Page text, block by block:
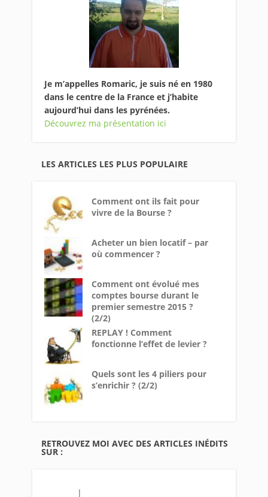
Je m’appelles Romaric, je suis né en 1980
dans le centre de la France et j’habite
aujourd’hui dans les pyrénées.
Découvrez ma présentation ici
LES ARTICLES LES PLUS POPULAIRE
Comment ont ils fait pour
vivre de la Bourse ?
Acheter un bien locatif – par
où commencer ?
Comment ont évolué mes
comptes bourse durant le
premier semestre 2015 ?
(2/2)
REPLAY ! Comment
fonctionne l’effet de levier ?
Quels sont les 4 piliers pour
s’enrichir ? (2/2)
RETROUVEZ MOI AVEC DES ARTICLES INÉDITS
SUR :